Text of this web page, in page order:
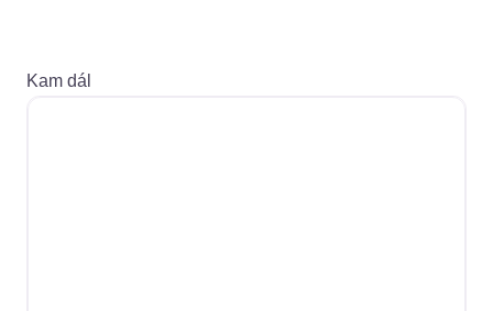
Kam dál